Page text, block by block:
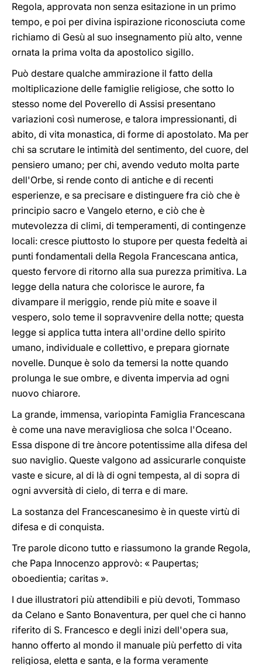
Regola, approvata non senza esitazione in un primo
tempo, e poi per divina ispirazione riconosciuta come
richiamo di Gesù al suo insegnamento più alto, venne
ornata la prima volta da apostolico sigillo.
Può destare qualche ammirazione il fatto della
moltiplicazione delle famiglie religiose, che sotto lo
stesso nome del Poverello di Assisi presentano
variazioni così numerose, e talora impressionanti, di
abito, di vita monastica, di forme di apostolato. Ma per
chi sa scrutare le intimità del sentimento, del cuore, del
pensiero umano; per chi, avendo veduto molta parte
dell'Orbe, si rende conto di antiche e di recenti
esperienze, e sa precisare e distinguere fra ciò che è
principio sacro e Vangelo eterno, e ciò che è
mutevolezza di climi, di temperamenti, di contingenze
locali: cresce piuttosto lo stupore per questa fedeltà ai
punti fondamentali della Regola Francescana antica,
questo fervore di ritorno alla sua purezza primitiva. La
legge della natura che colorisce le aurore, fa
divampare il meriggio, rende più mite e soave il
vespero, solo teme il sopravvenire della notte; questa
legge si applica tutta intera all'ordine dello spirito
umano, individuale e collettivo, e prepara giornate
novelle. Dunque è solo da temersi la notte quando
prolunga le sue ombre, e diventa impervia ad ogni
nuovo chiarore.
La grande, immensa, variopinta Famiglia Francescana
è come una nave meravigliosa che solca l'Oceano.
Essa dispone di tre àncore potentissime alla difesa del
suo naviglio. Queste valgono ad assicurarle conquiste
vaste e sicure, al di là di ogni tempesta, al di sopra di
ogni avversità di cielo, di terra e di mare.
La sostanza del Francescanesimo è in queste virtù di
difesa e di conquista.
Tre parole dicono tutto e riassumono la grande Regola,
che Papa Innocenzo approvò: « Paupertas;
oboedientia; caritas ».
I due illustratori più attendibili e più devoti, Tommaso
da Celano e Santo Bonaventura, per quel che ci hanno
riferito di S. Francesco e degli inizi dell'opera sua,
hanno offerto al mondo il manuale più perfetto di vita
religiosa, eletta e santa, e la forma veramente